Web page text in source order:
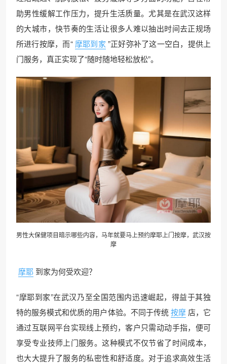
助男性缓解工作压力，提升生活质量。尤其是在武汉这样
的大城市，快节奏的生活让很多人难以抽出时间去正规场
所进行按摩，而“ 摩耶到家 ”正好弥补了这一空白，提供上
门服务，真正实现了“随时随地轻松放松”。
男性大保健项目暗示哪些内容，马年就要马上预约摩耶上门按摩，武汉按
摩
摩耶 到家为何受欢迎？
“摩耶到家”在武汉乃至全国范围内迅速崛起，得益于其独
特的服务模式和优质的用户体验。不同于传统按摩 店，它
通过互联网平台实现线上预约，客户只需动动手指，便可
享受专业技师上门服务。这种模式不仅节省了时间成本，
也大大提升了服务的私密性和舒适度。对于追求高效生活